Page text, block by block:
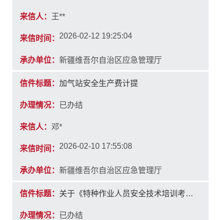
来信人： 王**
来信时间： 2026-02-12 19:25:04
承办单位： 新疆维吾尔自治区应急管理厅
信件标题： 加气站安全生产费计提
办理情况： 已办结
来信人： 邓*
来信时间： 2026-02-10 17:55:08
承办单位： 新疆维吾尔自治区应急管理厅
信件标题： 关于《特种作业人员安全技术培训考核管理规定》的解读
办理情况： 已办结